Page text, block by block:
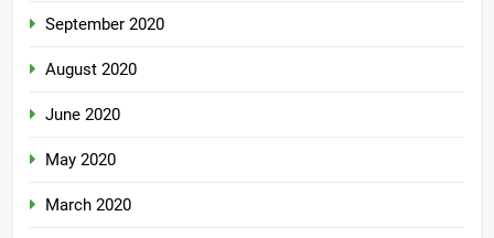
September 2020
August 2020
June 2020
May 2020
March 2020